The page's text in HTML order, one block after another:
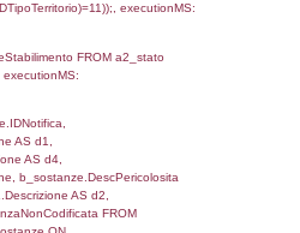
AND
f_territori_limitrofi.Distanza,
FROM f_territori_limitrofi